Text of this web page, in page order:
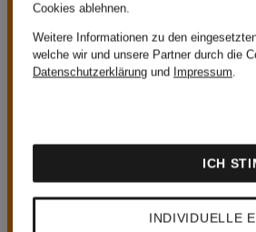
UNSERE
Cookies ablehnen.
Weitere Informationen zu den
welche wir und unsere Partner durch die
Datenschutzerklärung und Impressum.
INDIVIDUELLE
ICH